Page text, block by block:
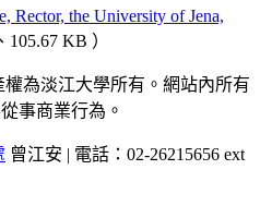
Rector, the University of Jena,
105.67 KB ）
為淡江大學所有。網站內所有
事商業行為。
曾江安 | 電話：02-26215656 ext